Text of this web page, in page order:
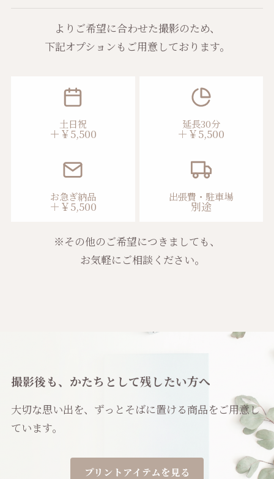
よりご希望に合わせた撮影のため、
下記オプションもご用意しております。
土日祝
＋ ￥5,500
延長30分
＋￥5,500
お急ぎ納品
＋￥5,500
出張費・駐車場
別途
※その他のご希望につきましても、
お気軽にご相談ください。
撮影後も、かたちとして残したい方へ
大切な思い出を、ずっとそばに置ける商品をご用意し
ています。
プリントアイテムを見る